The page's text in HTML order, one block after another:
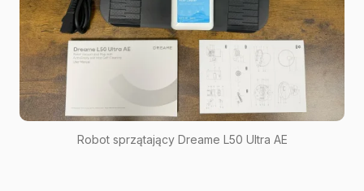
Robot sprzątający Dreame L50 Ultra AE